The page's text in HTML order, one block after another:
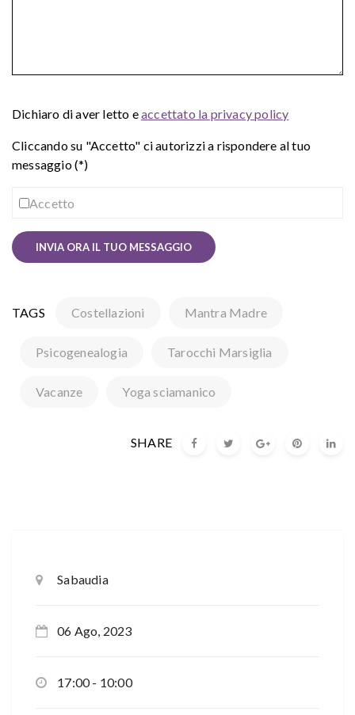
Dichiaro di aver letto eaccettato la privacy policy
Cliccando su "Accetto" ci autorizzi a rispondere al tuo
messaggio (*)
Accetto
TAGS Costellazioni Mantra Madre
Psicogenealogia Tarocchi Marsiglia
Vacanze Yoga sciamanico
SHARE
Sabaudia
06 Ago, 2023
17:00 - 10:00